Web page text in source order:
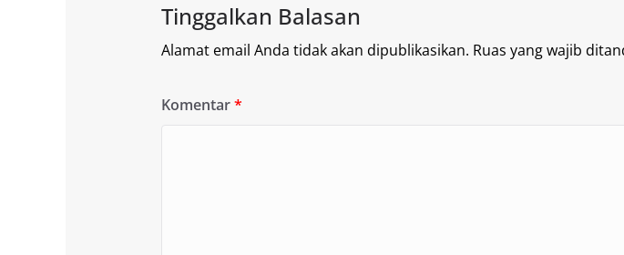
Tinggalkan Balasan
Alamat email Anda tidak akan dipublikasikan. Ruas yang wajib
Komentar*